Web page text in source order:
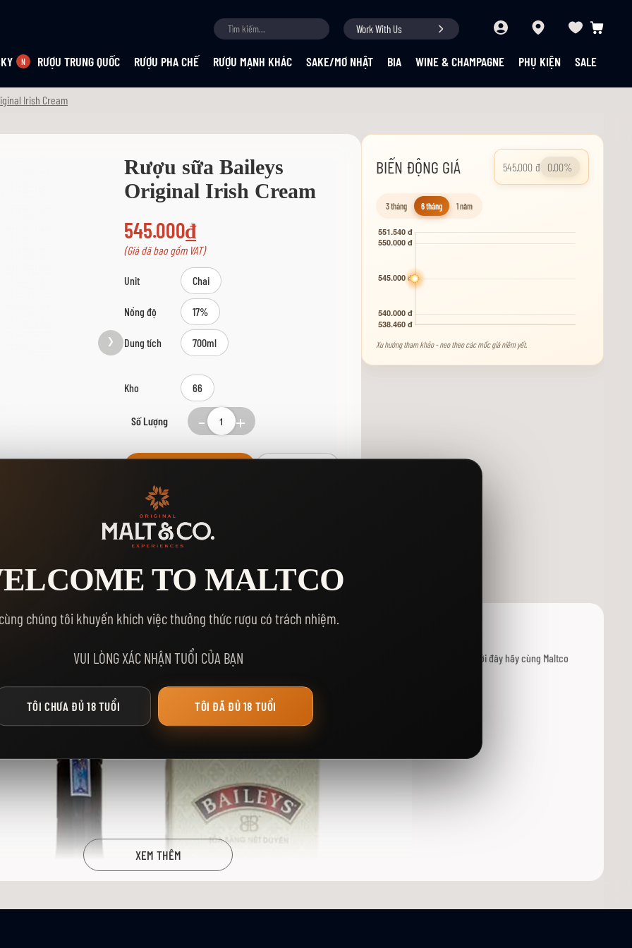
Work With Us
RƯỢU TRUNG QUỐC RƯỢU PHA CHẾ RƯỢU MẠNH KHÁC SAKE/MƠ NHẬT BIA WINE & CHAMPAGNE PHỤ KIỆN SALE
Irish Cream
Rượu sữa Baileys
Original Irish Cream
545.000₫
(Giá đã bao gồm VAT)
Unit Chai
Nồng độ 17%
Dung tích 700ml
Kho 66
Số Lượng
Yêu thích:
BIẾN ĐỘNG GIÁ 545.000 đ 0.00%
3 tháng 6 tháng 1 năm
Xu hướng tham khảo - neo theo các mốc giá niêm yết.
cho phái đẹp. Với hương vị kem sữa ngọt ngào, chai rượu này đã được các chị em hết sức ưa thích. Trong bài viết dưới đây hãy cùng Maltco
XEM THÊM
TO MALTCO
chúng tôi khuyến khích việc thưởng thức rượu có trách nhiệm.
VUI LÒNG XÁC NHẬN TUỔI CỦA BẠN
TÔI CHƯA ĐỦ 18 TUỔI TÔI ĐÃ ĐỦ 18 TUỔI